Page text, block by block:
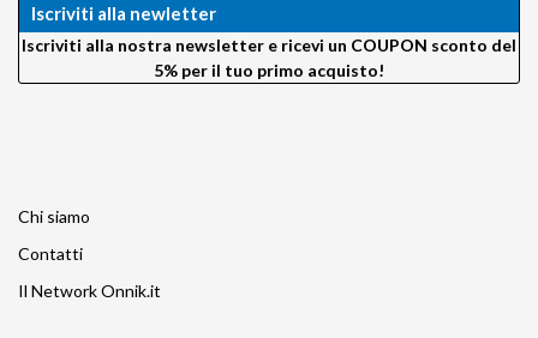
Iscriviti alla newletter
Iscriviti alla nostra newsletter e ricevi un COUPON sconto del
5% per il tuo primo acquisto!
Chi siamo
Contatti
Il Network Onnik.it